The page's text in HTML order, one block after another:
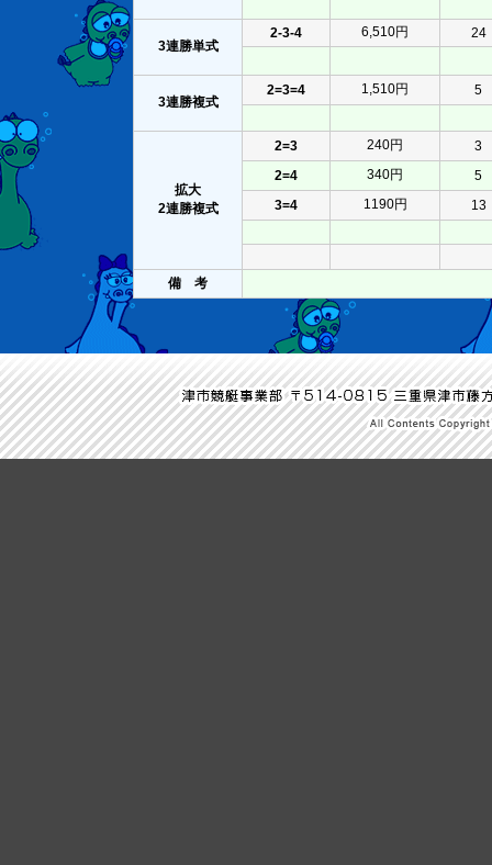
3連勝単式
2-3-4 6,510円 24
3連勝複式
2=3=4 1,510円 5
拡大
2連勝複式
2=3 240円
3
2=4
340円
5
3=4
1190円 13
備 考